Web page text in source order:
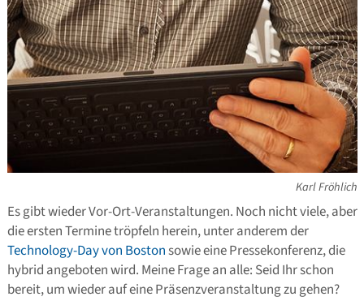
Karl Fröhlich
Es gibt wieder Vor-Ort-Veranstaltungen. Noch nicht viele, aber
die ersten Termine tröpfeln herein, unter anderem der
Technology-Day von Bostonsowie eine Pressekonferenz, die
hybrid angeboten wird. Meine Frage an alle: Seid Ihr schon
bereit, um wieder auf eine Präsenzveranstaltung zu gehen?